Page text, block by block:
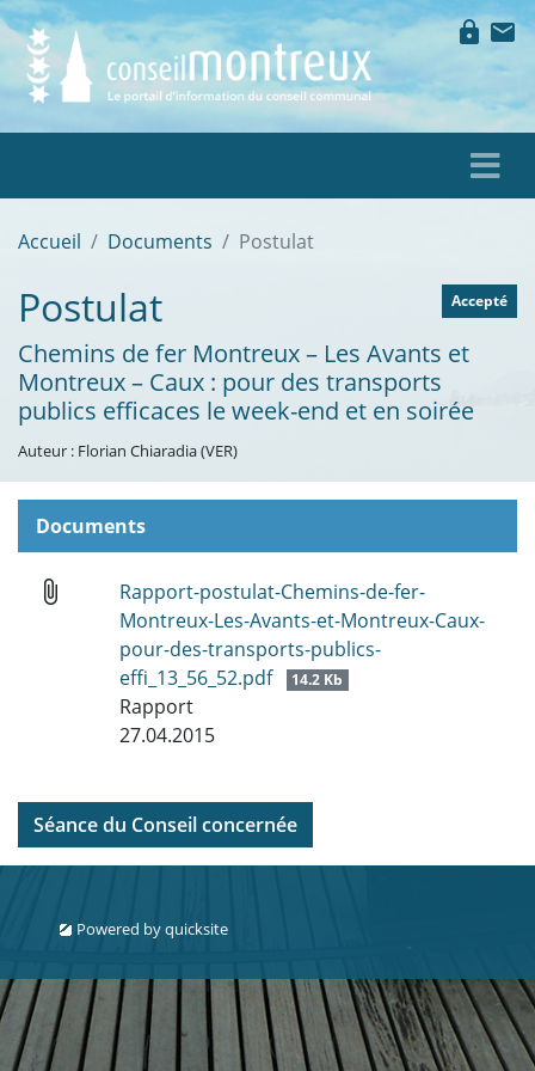
lock mail
Accueil Documents Postulat
Accepté
Postulat
Chemins de fer Montreux – Les Avants et
Montreux – Caux : pour des transports
publics efficaces le week-end et en soirée
Auteur : Florian Chiaradia (VER)
Documents
attach_file
Rapport-postulat-Chemins-de-fer-
Montreux-Les-Avants-et-Montreux-Caux-
pour-des-transports-publics-
effi_13_56_52.pdf
14.2 Kb
Rapport
27.04.2015
Séance du Conseil concernée
Powered byquicksite